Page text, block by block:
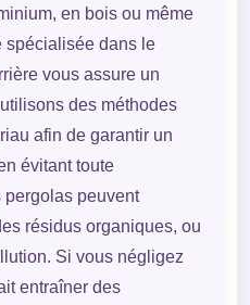
en bois ou même
spécialisée dans le
vous assure un
des méthodes
afin de garantir un
évitant toute
pergolas peuvent
résidus organiques, ou
Si vous négligez
entraîner des